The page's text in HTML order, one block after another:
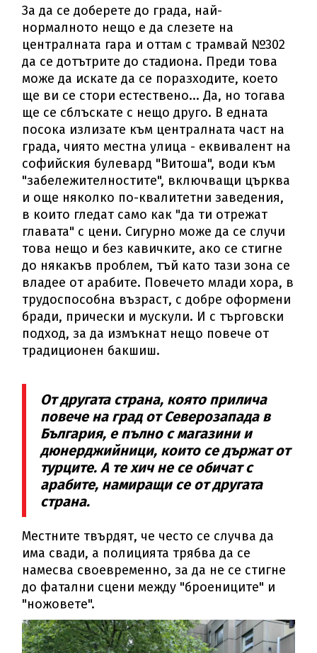
За да се доберете до града, най-
нормалното нещо е да слезете на
централната гара и оттам с трамвай №302
да се дотътрите до стадиона. Преди това
може да искате да се поразходите, което
ще ви се стори естествено... Да, но тогава
ще се сблъскате с нещо друго. В едната
посока излизате към централната част на
града, чиято местна улица - еквивалент на
софийския булевард "Витоша", води към
"забележителностите", включващи църква
и още няколко по-квалитетни заведения,
в които гледат само как "да ти отрежат
главата" с цени. Сигурно може да се случи
това нещо и без кавичките, ако се стигне
до някакъв проблем, тъй като тази зона се
владее от арабите. Повечето млади хора, в
трудоспособна възраст, с добре оформени
бради, прически и мускули. И с търговски
подход, за да измъкнат нещо повече от
традиционен бакшиш.
От другата страна, която прилича
повече на град от Северозапада в
България, е пълно с магазини и
дюнерджийници, които се държат от
турците. А те хич не се обичат с
арабите, намиращи се от другата
страна.
Местните твърдят, че често се случва да
има свади, а полицията трябва да се
намесва своевременно, за да не се стигне
до фатални сцени между "броениците" и
"ножовете".